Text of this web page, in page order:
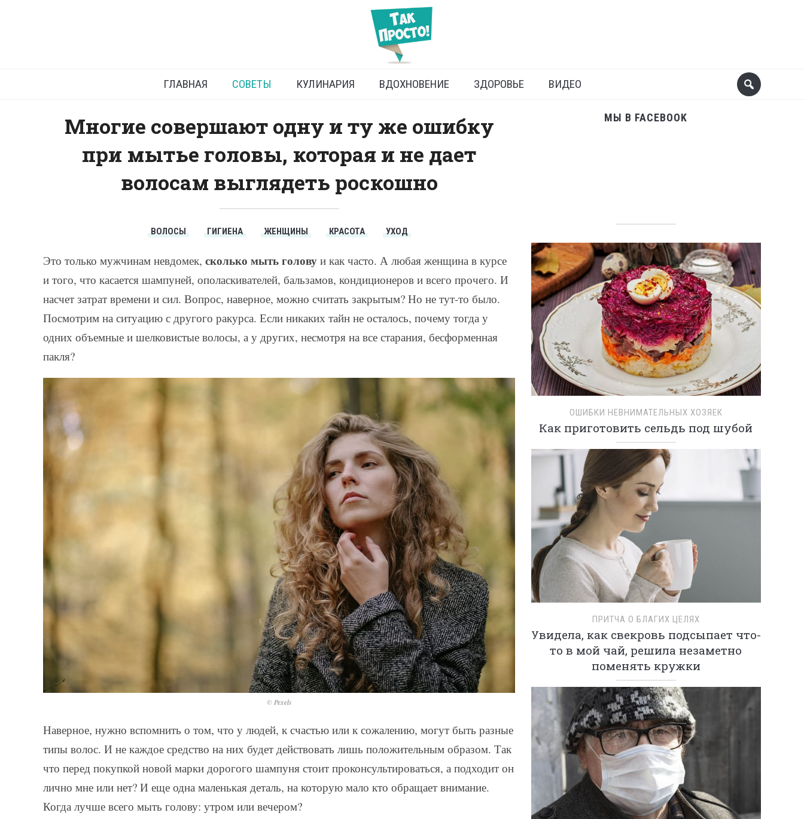
Сколько мыть голову, чтобы волосы
были роскошными
ГЛАВНАЯ СОВЕТЫ КУЛИНАРИЯ ВДОХНОВЕНИЕ ЗДОРОВЬЕ ВИДЕО
Многие совершают одну и ту же ошибку
при мытье головы, которая и не дает
волосам выглядеть роскошно
ВОЛОСЫ ГИГИЕНА ЖЕНЩИНЫ КРАСОТА УХОД
Это только мужчинам невдомек, сколько мыть голову и как часто. А любая женщина в курсе
и того, что касается шампуней, ополаскивателей, бальзамов, кондиционеров и всего прочего. И
насчет затрат времени и сил. Вопрос, наверное, можно считать закрытым? Но не тут-то было.
Посмотрим на ситуацию с другого ракурса. Если никаких тайн не осталось, почему тогда у
одних объемные и шелковистые волосы, а у других, несмотря на все старания, бесформенная
пакля?
© Pexels
Наверное, нужно вспомнить о том, что у людей, к счастью или к сожалению, могут быть разные
типы волос. И не каждое средство на них будет действовать лишь положительным образом. Так
что перед покупкой новой марки дорогого шампуня стоит проконсультироваться, а подходит он
лично мне или нет? И еще одна маленькая деталь, на которую мало кто обращает внимание.
Когда лучше всего мыть голову: утром или вечером?
МЫ В FACEBOOK
ОШИБКИ НЕВНИМАТЕЛЬНЫХ ХОЗЯЕК
Как приготовить сельдь под шубой
ПРИТЧА О БЛАГИХ ЦЕЛЯХ
Увидела, как свекровь подсыпает что-
то в мой чай, решила незаметно
поменять кружки